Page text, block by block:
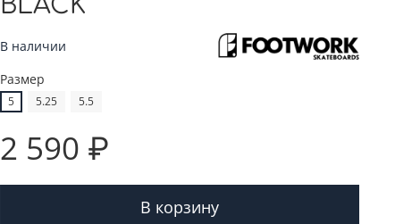
В наличии
Размер
5 5.25 5.5
2 590 ₽
В корзину